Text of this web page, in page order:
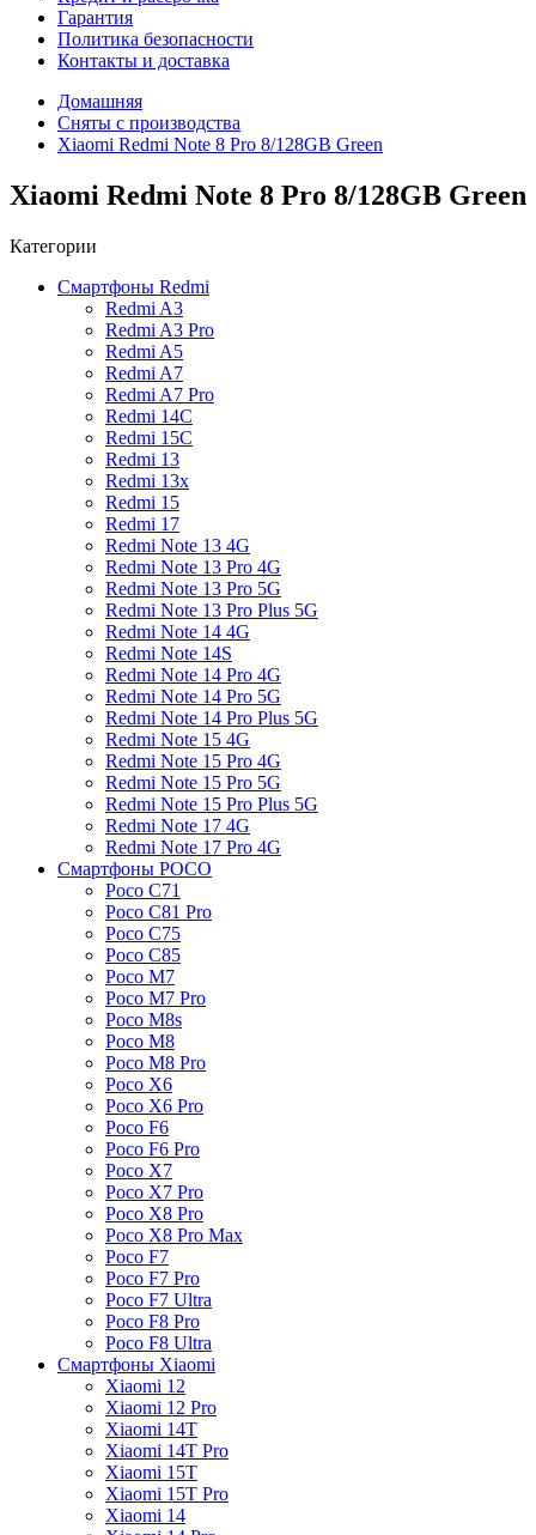
Гарантия
Политика безопасности
Контакты и доставка
Домашняя
Сняты с производства
Xiaomi Redmi Note 8 Pro 8/128GB Green
Xiaomi Redmi Note 8 Pro 8/128GB Green
Категории
Смартфоны Redmi
Redmi A3
Redmi A3 Pro
Redmi A5
Redmi A7
Redmi A7 Pro
Redmi 14C
Redmi 15C
Redmi 13
Redmi 13x
Redmi 15
Redmi 17
Redmi Note 13 4G
Redmi Note 13 Pro 4G
Redmi Note 13 Pro 5G
Redmi Note 13 Pro Plus 5G
Redmi Note 14 4G
Redmi Note 14S
Redmi Note 14 Pro 4G
Redmi Note 14 Pro 5G
Redmi Note 14 Pro Plus 5G
Redmi Note 15 4G
Redmi Note 15 Pro 4G
Redmi Note 15 Pro 5G
Redmi Note 15 Pro Plus 5G
Redmi Note 17 4G
Redmi Note 17 Pro 4G
Смартфоны POCO
Poco C71
Poco C81 Pro
Poco C75
Poco C85
Poco M7
Poco M7 Pro
Poco M8s
Poco M8
Poco M8 Pro
Poco X6
Poco X6 Pro
Poco F6
Poco F6 Pro
Poco X7
Poco X7 Pro
Poco X8 Pro
Poco X8 Pro Max
Poco F7
Poco F7 Pro
Poco F7 Ultra
Poco F8 Pro
Poco F8 Ultra
Смартфоны Xiaomi
Xiaomi 12
Xiaomi 12 Pro
Xiaomi 14T
Xiaomi 14T Pro
Xiaomi 15T
Xiaomi 15T Pro
Xiaomi 14